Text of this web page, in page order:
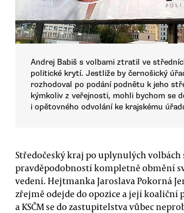
Andrej Babiš s volbami ztratil ve
politické krytí. Jestliže by černošický
rozhodoval po podání podnětu k jeho
kýmkoliv z veřejnosti, mohli bychom se
i opětovného odvolání ke krajskému
Středočeský kraj po uplynulých volbách
pravděpodobností kompletně obmění
vedení. Hejtmanka Jaroslava Pokorná
zřejmě odejde do opozice a její koaliční
a KSČM se do zastupitelstva vůbec